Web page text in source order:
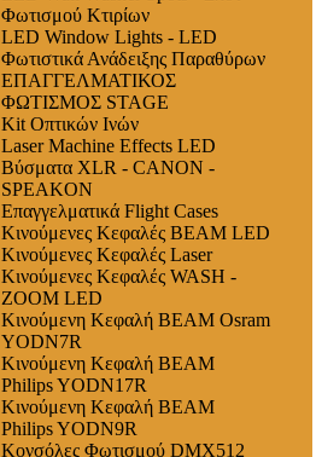
Φωτισμού Κτιρίων
LED Window Lights - LED
Φωτιστικά Ανάδειξης Παραθύρων
ΕΠΑΓΓΕΛΜΑΤΙΚΟΣ
ΦΩΤΙΣΜΟΣ STAGE
Kit Οπτικών Ινών
Laser Machine Effects LED
Βύσματα XLR - CANON -
SPEAKON
Επαγγελματικά Flight Cases
Κινούμενες Κεφαλές BEAM LED
Κινούμενες Κεφαλές Laser
Κινούμενες Κεφαλές WASH -
ZOOM LED
Κινούμενη Κεφαλή BEAM Osram
YODN7R
Κινούμενη Κεφαλή BEAM
Philips YODN17R
Κινούμενη Κεφαλή BEAM
Philips YODN9R
Κονσόλες Φωτισμού DMX512